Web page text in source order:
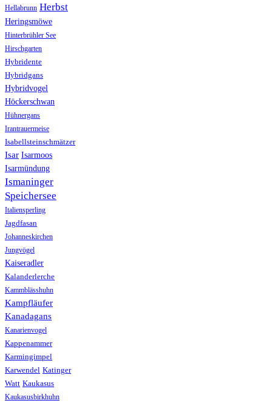
Hellabrunn Herbst
Heringsmöwe
Hinterbrühler See
Hirschgarten
Hybridente
Hybridgans
Hybridvogel
Höckerschwan
Hühnergans
Irantrauermeise
Isabellsteinschmätzer
Isar Isarmoos
Isarmündung
Ismaninger
Speichersee
Italiensperling
Jagdfasan
Johanneskirchen
Jungvögel
Kaiseradler
Kalanderlerche
Kammblässhuhn
Kampfläufer
Kanadagans
Kanarienvogel
Kappenammer
Karmingimpel
Karwendel Katinger
Watt Kaukasus
Kaukasusbirkhuhn